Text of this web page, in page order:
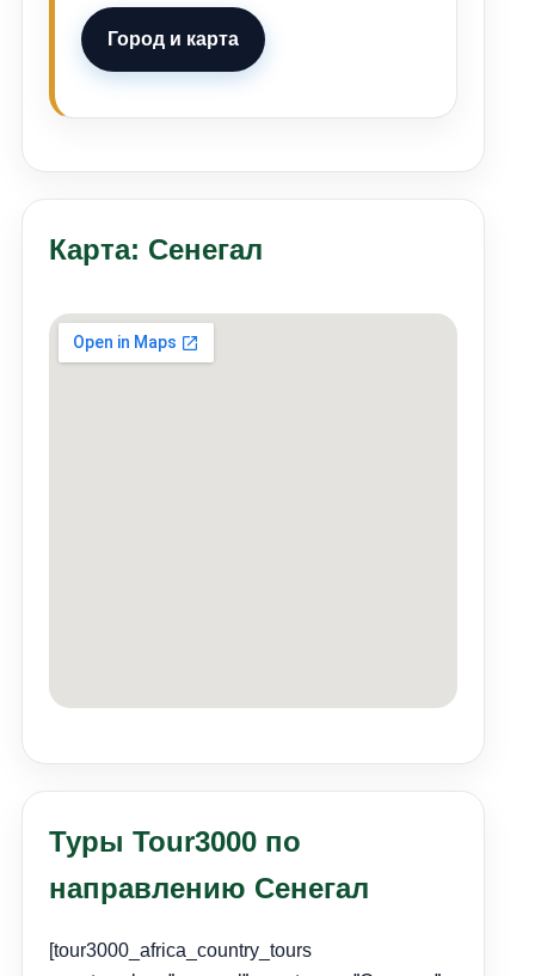
Город и карта
Карта: Сенегал
Туры Tour3000 по
направлению Сенегал
[tour3000_africa_country_tours